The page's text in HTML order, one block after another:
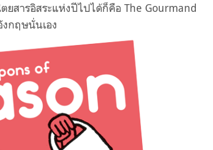
ยสารอิสระแห่งปีไปได้ก็คือ The Gourmand
กฤษนั่นเอง